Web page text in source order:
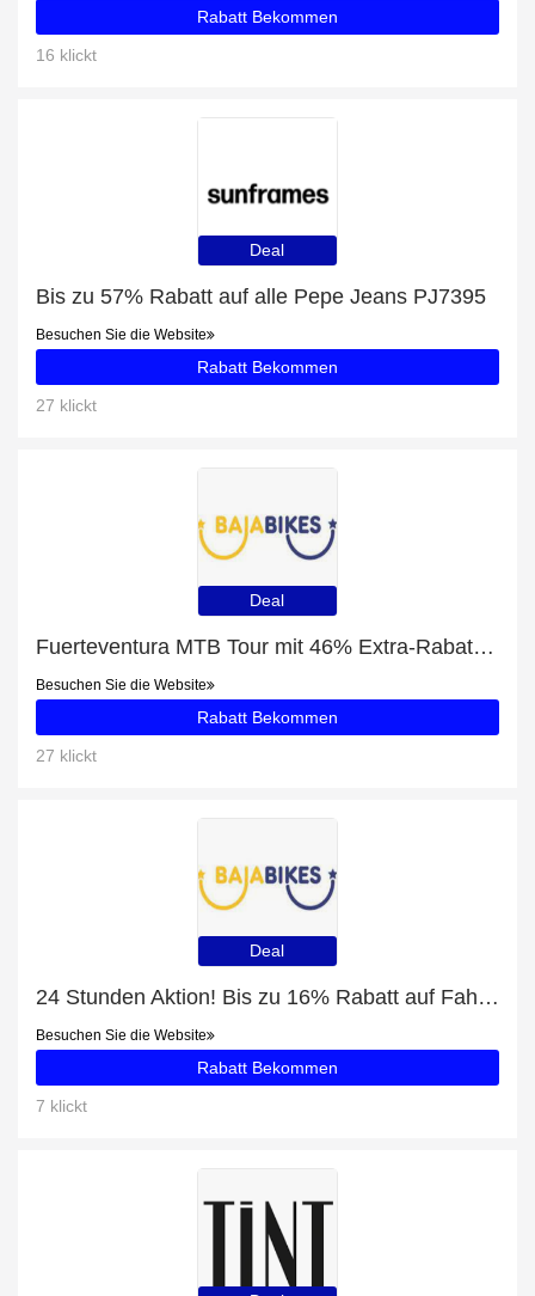
Rabatt Bekommen
16 klickt
Deal
Bis zu 57% Rabatt auf alle Pepe Jeans PJ7395
Besuchen Sie die Website
Rabatt Bekommen
27 klickt
Deal
Fuerteventura MTB Tour mit 46% Extra-Rabatt nur für begrenzte Zeit
Besuchen Sie die Website
Rabatt Bekommen
27 klickt
Deal
24 Stunden Aktion! Bis zu 16% Rabatt auf Fahrradtour Frankfurt
Besuchen Sie die Website
Rabatt Bekommen
7 klickt